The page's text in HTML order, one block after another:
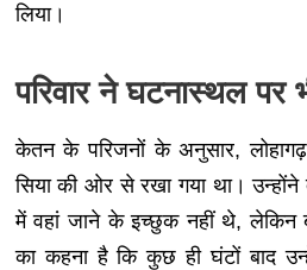
लिया।
परिवार ने घटनास्थल पर
केतन के परिजनों के अनुसार,
सिया की ओर से रखा गया था।
में वहां जाने के इच्छुक नहीं थे, लेकिन
का कहना है कि कुछ ही घंटों बाद